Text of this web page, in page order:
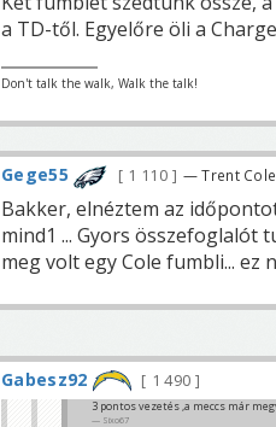
a TD-től. Egyelőre öli a
Don't talk the walk, Walk the talk!
Gege55 1 110 — Trent Cole
Bakker, elnéztem az
mind1 ... Gyors összefoglalót
meg volt egy Cole fumbli... ez
Gabesz92 1 490
3 pontos vezetés ,a meccs már
Sixo67